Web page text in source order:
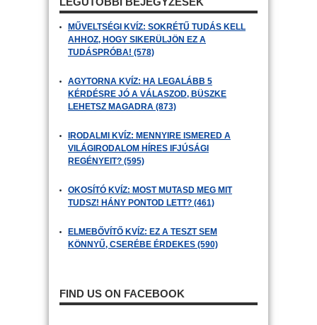
MŰVELTSÉGI KVÍZ: SOKRÉTŰ TUDÁS KELL
AHHOZ, HOGY SIKERÜLJÖN EZ A
TUDÁSPRÓBA! (578)
AGYTORNA KVÍZ: HA LEGALÁBB 5
KÉRDÉSRE JÓ A VÁLASZOD, BÜSZKE
LEHETSZ MAGADRA (873)
IRODALMI KVÍZ: MENNYIRE ISMERED A
VILÁGIRODALOM HÍRES IFJÚSÁGI
REGÉNYEIT? (595)
OKOSÍTÓ KVÍZ: MOST MUTASD MEG MIT
TUDSZ! HÁNY PONTOD LETT? (461)
ELMEBŐVÍTŐ KVÍZ: EZ A TESZT SEM
KÖNNYŰ, CSERÉBE ÉRDEKES (590)
FIND US ON FACEBOOK